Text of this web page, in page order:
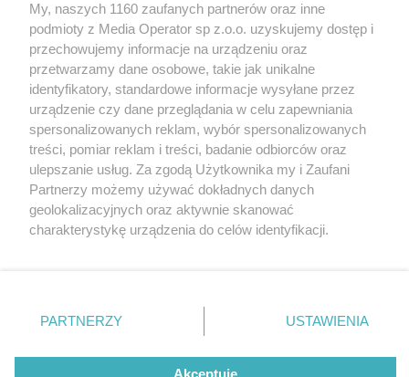
3 / 0
Wydawca mediów lokalnych
Nie zapomnij
zapoznać się z:
polityką prywatności regulamin korzystania z portali
Twojemiasto
Piekary Śląskie
Chorzów
Tarnowskie Góry
Gliwice
Skontakuj sięz nami
Kontakt
Wydawca
Redakcja
My, naszych 1160 zaufanych partnerów oraz inne
podmioty z Media Operator sp z.o.o. uzyskujemy dostęp i
przechowujemy informacje na urządzeniu oraz
przetwarzamy dane osobowe, takie jak unikalne
identyfikatory, standardowe informacje wysyłane przez
urządzenie czy dane przeglądania w celu zapewniania
spersonalizowanych reklam, wybór spersonalizowanych
treści, pomiar reklam i treści, badanie odbiorców oraz
ulepszanie usług. Za zgodą Użytkownika my i Zaufani
Partnerzy możemy używać dokładnych danych
geolokalizacyjnych oraz aktywnie skanować
charakterystykę urządzenia do celów identyfikacji.
zmienić/wycofać klikając przycisk ustawień prywatności
znajdujący się w lewym dolnym rogu strony
rodzaje przetwarzania danych nie wymagają zgody
użytkownika, ale masz prawo sprzeciwić się takiemu
PARTNERZY USTAWIENIA
Akceptuję